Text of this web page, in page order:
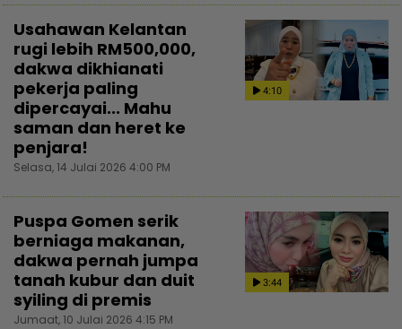
4:10
Usahawan Kelantan
rugi lebih RM500,000,
dakwa dikhianati
pekerja paling
dipercayai... Mahu
saman dan heret ke
penjara!
Selasa, 14 Julai 2026 4:00 PM
3:44
Puspa Gomen serik
berniaga makanan,
dakwa pernah jumpa
tanah kubur dan duit
syiling di premis
Jumaat, 10 Julai 2026 4:15 PM